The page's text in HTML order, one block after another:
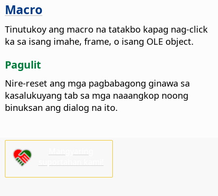
Macro
Tinutukoy ang macro na tatakbo kapag nag-click
ka sa isang imahe, frame, o isang OLE object.
Pagulit
Nire-reset ang mga pagbabagong ginawa sa
kasalukuyang tab sa mga naaangkop noong
binuksan ang dialog na ito.